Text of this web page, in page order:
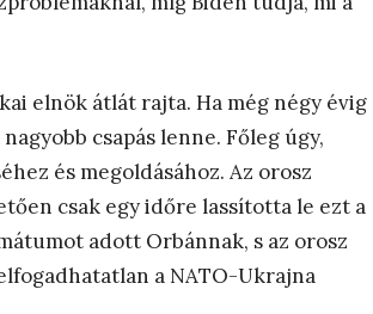
elnök átlát rajta. Ha még négy évig
csapás lenne. Főleg úgy,
és megoldásához. Az orosz
csak egy időre lassította le ezt a
adott Orbánnak, s az orosz
a NATO-Ukrajna